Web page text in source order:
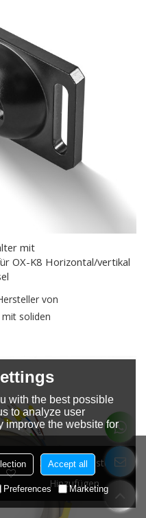
Zur Wunschliste
Hinzufügen
mit
OX-K8 Horizontal/vertikal
von
soliden
with the best possible
to analyze user
improve the website for
Accept all
Preferences Marketing